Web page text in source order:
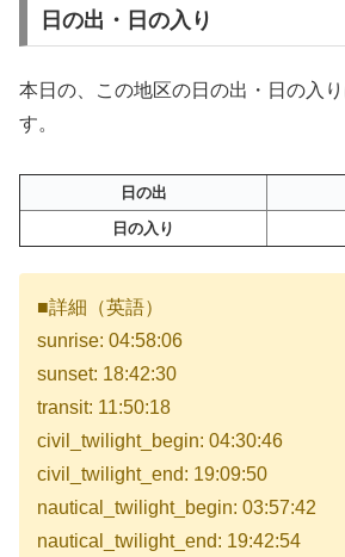
日の出・日の入り
本日の、この地区の日の出・日の入
す。
日の出
日の入り
■詳細（英語）
sunrise: 04:58:06
sunset: 18:42:30
transit: 11:50:18
civil_twilight_begin: 04:30:46
civil_twilight_end: 19:09:50
nautical_twilight_begin: 03:57:42
nautical_twilight_end: 19:42:54